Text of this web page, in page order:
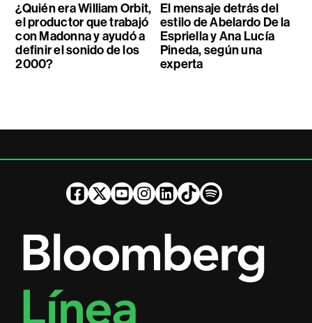
¿Quién era William Orbit,
el productor que trabajó
con Madonna y ayudó a
definir el sonido de los
2000?
El mensaje detrás del
estilo de Abelardo De la
Espriella y Ana Lucía
Pineda, según una
experta